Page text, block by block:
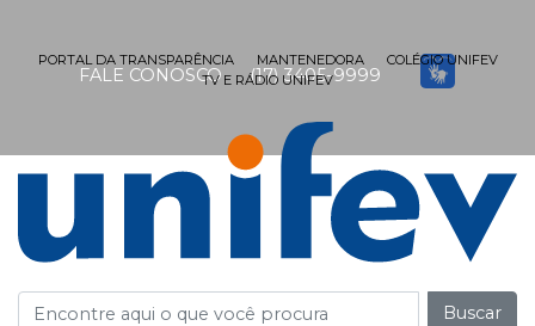
FALE CONOSCO (17) 3405-9999
PORTAL DA TRANSPARÊNCIA MANTENEDORA
COLÉGIO UNIFEV
TV E RÁDIO UNIFEV
Buscar